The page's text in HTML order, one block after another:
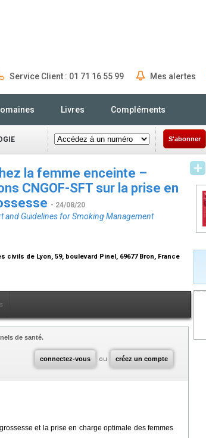
Service Client : 01 71 16 55 99 Mes alertes
Livres Compléments
S'abonner
la femme enceinte –
CNGOF-SFT sur la prise en
- 24/08/20
and Guidelines for Smoking Management
de Lyon, 59, boulevard Pinel, 69677 Bron, France
connectez-vous ou créez un compte
de santé.
et la prise en charge optimale des femmes